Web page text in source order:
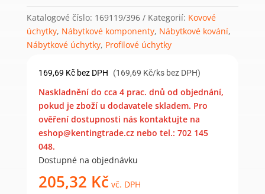
Katalogové číslo: 169119/396 Kategorií: Kovové
úchytky, Nábytkové komponenty, Nábytkové kování,
Nábytkové úchytky, Profilové úchytky
169,69 Kč bez DPH (169,69 Kč/ks bez DPH)
Naskladnění do cca 4 prac. dnů od objednání,
pokud je zboží u dodavatele skladem. Pro
ověření dostupnosti nás kontaktujte na
eshop@kentingtrade.cz nebo tel.: 702 145
048.
Dostupné na objednávku
205,32 Kč vč. DPH